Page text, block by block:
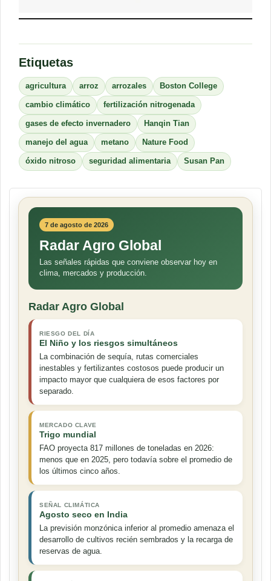
Etiquetas
agricultura arroz arrozales Boston College
cambio climático fertilización nitrogenada
gases de efecto invernadero Hanqin Tian
manejo del agua metano Nature Food
óxido nitroso seguridad alimentaria Susan Pan
7 de agosto de 2026
Radar Agro Global
Las señales rápidas que conviene observar hoy en
clima, mercados y producción.
Radar Agro Global
RIESGO DEL DÍA
El Niño y los riesgos simultáneos
La combinación de sequía, rutas comerciales
inestables y fertilizantes costosos puede producir un
impacto mayor que cualquiera de esos factores por
separado.
MERCADO CLAVE
Trigo mundial
FAO proyecta 817 millones de toneladas en 2026:
menos que en 2025, pero todavía sobre el promedio de
los últimos cinco años.
SEÑAL CLIMÁTICA
Agosto seco en India
La previsión monzónica inferior al promedio amenaza el
desarrollo de cultivos recién sembrados y la recarga de
reservas de agua.